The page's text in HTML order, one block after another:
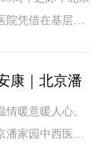
院凭借在基层党
工作中的优异
社区、磨房南里
松榆里第二社
、松榆东里社
康｜北京潘
医院开展端
暖意暖人心。
潘家园中西医结